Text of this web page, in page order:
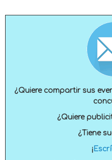
¿Quiere compartir sus
¿Quiere
¿Tiene
¡